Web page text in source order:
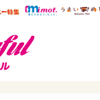
マ* ウレぴあ総研 ディ
mimot.